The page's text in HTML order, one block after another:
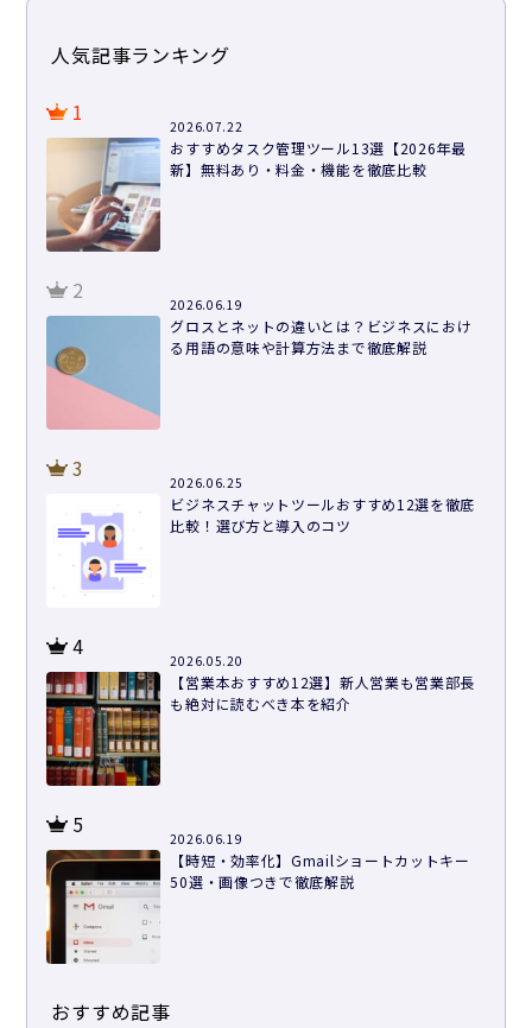
人気記事ランキング
1
2026.07.22
おすすめタスク管理ツール13選【2026年最
新】無料あり・料金・機能を徹底比較
2
2026.06.19
グロスとネットの違いとは？ビジネスにおけ
る用語の意味や計算方法まで徹底解説
3
2026.06.25
ビジネスチャットツールおすすめ12選を徹底
比較！選び方と導入のコツ
4
2026.05.20
【営業本おすすめ12選】新人営業も営業部長
も絶対に読むべき本を紹介
5
2026.06.19
【時短・効率化】Gmailショートカットキー
50選・画像つきで徹底解説
おすすめ記事